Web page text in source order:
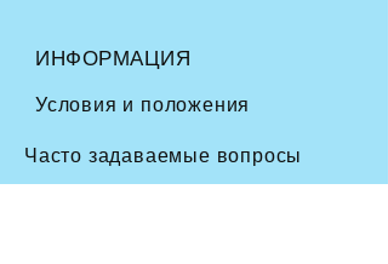
ИНФОРМАЦИЯ
Условия и положения
Часто задаваемые вопросы